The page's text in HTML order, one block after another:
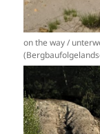
on the way /